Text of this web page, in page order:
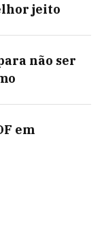
jeito
não ser
em